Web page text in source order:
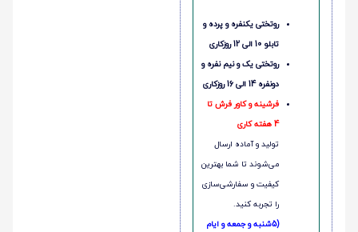
روتختی یکنفره و پرده و
تابلو 10 الی 12 روزکاری
روتختی یک و نیم نفره و
دونفره 14 الی 16 روزکاری
فرشینه و کاور فرش تا
4 هفته کاری
تولید و آماده ارسال
می‌شوند تا شما بهترین
کیفیت و سفارشی‌سازی
را تجربه کنید.
(5شنبه و جمعه و ایام